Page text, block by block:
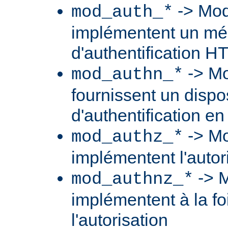
mod_auth_* ->
implémentent un
d'authentification
mod_authn_* ->
fournissent un
d'authentification
mod_authz_* ->
implémentent
mod_authnz_* ->
implémentent à la
l'autorisation